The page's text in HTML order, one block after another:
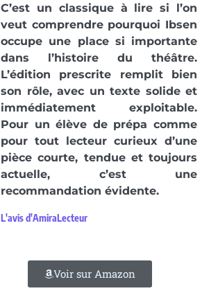
C’est un classique à lire si l’on
veut comprendre pourquoi Ibsen
occupe une place si importante
dans l’histoire du théâtre.
L’édition prescrite remplit bien
son rôle, avec un texte solide et
immédiatement exploitable.
Pour un élève de prépa comme
pour tout lecteur curieux d’une
pièce courte, tendue et toujours
actuelle, c’est une
recommandation évidente.
L'avis d'AmiraLecteur
Voir sur Amazon